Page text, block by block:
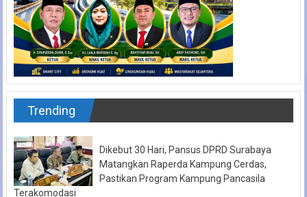
Trending
Dikebut 30 Hari, Pansus DPRD Surabaya
Matangkan Raperda Kampung Cerdas,
Pastikan Program Kampung Pancasila
Terakomodasi